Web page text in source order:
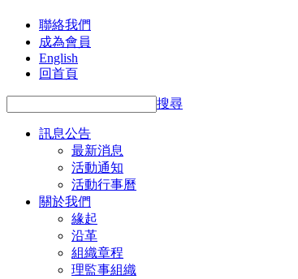
聯絡我們
成為會員
English
回首頁
搜尋
訊息公告
最新消息
活動通知
活動行事曆
關於我們
緣起
沿革
組織章程
理監事組織